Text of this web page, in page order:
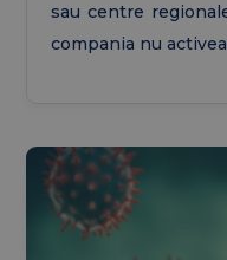
sau centre
compania nu